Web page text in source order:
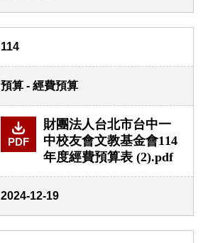
114
預算 - 經費預算
PDF
財團法人台北市台中一
中校友會文教基金會114
年度經費預算表 (2).pdf
2024-12-19